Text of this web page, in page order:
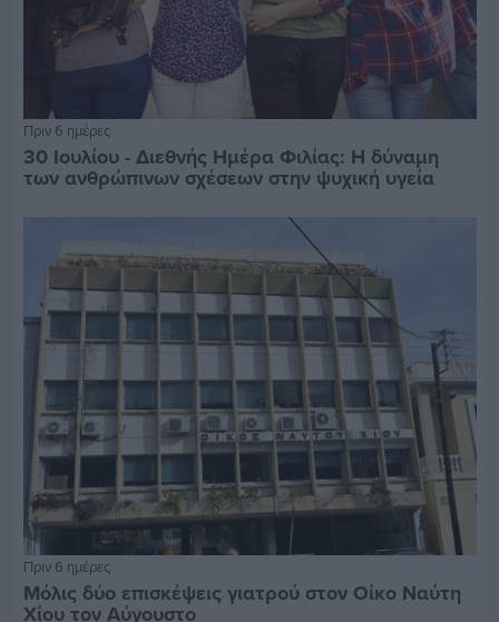
Πριν 6 ημέρες
30 Ιουλίου - Διεθνής Ημέρα Φιλίας: Η δύναμη
των ανθρώπινων σχέσεων στην ψυχική υγεία
Πριν 6 ημέρες
Μόλις δύο επισκέψεις γιατρού στον Οίκο Ναύτη
Χίου τον Αύγουστο